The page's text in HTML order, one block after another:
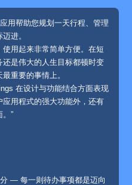
用帮助您规划一天行程、管理
进。
用起来非常简单方便。在短
是伟大的人生目标都顿时变
重要的事情上。
在设计与功能结合方面表现
用程式的强大功能外，还有
”
分 — 每一则待办事项都是迈向